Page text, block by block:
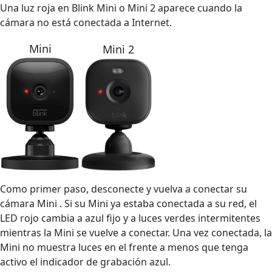
Una luz roja en Blink Mini o Mini 2 aparece cuando la
cámara no está conectada a Internet.
Mini Mini 2
Como primer paso, desconecte y vuelva a conectar su
cámara Mini . Si su Mini ya estaba conectada a su red, el
LED rojo cambia a azul fijo y a luces verdes intermitentes
mientras la Mini se vuelve a conectar. Una vez conectada, la
Mini no muestra luces en el frente a menos que tenga
activo el indicador de grabación azul.